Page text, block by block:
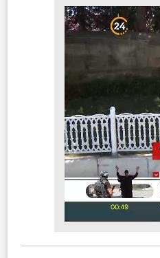
Stream